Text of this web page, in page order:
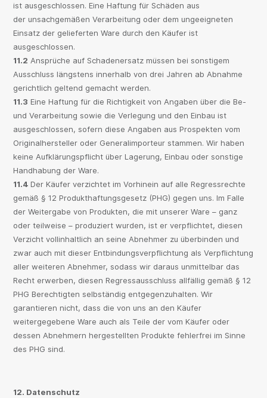
ist ausgeschlossen. Eine Haftung für Schäden aus
der unsachgemäßen Verarbeitung oder dem ungeeigneten
Einsatz der gelieferten Ware durch den Käufer ist
ausgeschlossen.
11.2 Ansprüche auf Schadenersatz müssen bei sonstigem
Ausschluss längstens innerhalb von drei Jahren ab Abnahme
gerichtlich geltend gemacht werden.
11.3 Eine Haftung für die Richtigkeit von Angaben über die Be-
und Verarbeitung sowie die Verlegung und den Einbau ist
ausgeschlossen, sofern diese Angaben aus Prospekten vom
Originalhersteller oder Generalimporteur stammen. Wir haben
keine Aufklärungspflicht über Lagerung, Einbau oder sonstige
Handhabung der Ware.
11.4 Der Käufer verzichtet im Vorhinein auf alle Regressrechte
gemäß § 12 Produkthaftungsgesetz (PHG) gegen uns. Im Falle
der Weitergabe von Produkten, die mit unserer Ware – ganz
oder teilweise – produziert wurden, ist er verpflichtet, diesen
Verzicht vollinhaltlich an seine Abnehmer zu überbinden und
zwar auch mit dieser Entbindungsverpflichtung als Verpflichtung
aller weiteren Abnehmer, sodass wir daraus unmittelbar das
Recht erwerben, diesen Regressausschluss allfällig gemäß § 12
PHG Berechtigten selbständig entgegenzuhalten. Wir
garantieren nicht, dass die von uns an den Käufer
weitergegebene Ware auch als Teile der vom Käufer oder
dessen Abnehmern hergestellten Produkte fehlerfrei im Sinne
des PHG sind.
12. Datenschutz